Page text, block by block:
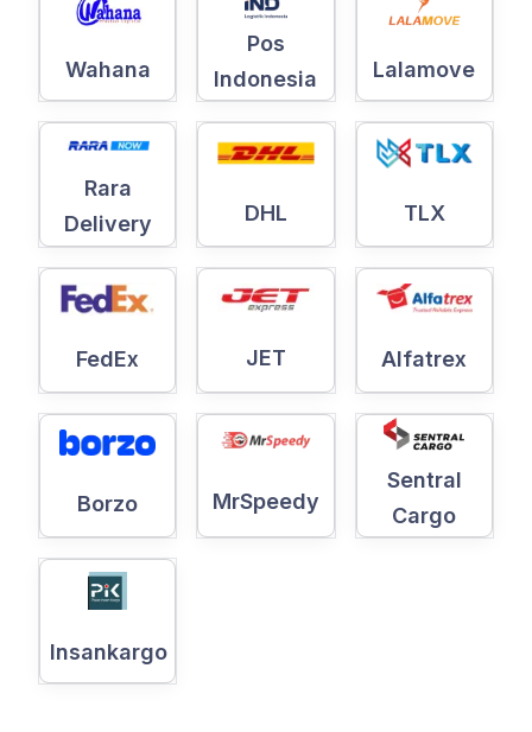
Wahana
Pos
Indonesia
Lalamove
Rara
Delivery
DHL TLX
FedEx JET Alfatrex
Borzo MrSpeedy
Sentral
Cargo
Insankargo